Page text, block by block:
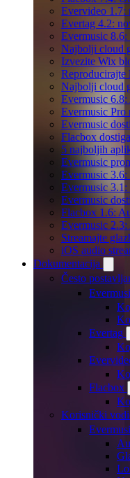
Evervideo 1.7:
Evertag 4.2:
Evermusic
Najbolji cloud
Izvezite Wix
Reproducirajte
Najbolji cloud
Evermusic
Evermusic Pro
Evermusic
Flacbox
5 najboljih
Evermusic
Evermusic
Evermusic
Evermusic
Flacbox 1.6:
Evermusic
Streamajte
iOS audio
Dokumentacija
Često
Evertag
Flacbox
Korisnički